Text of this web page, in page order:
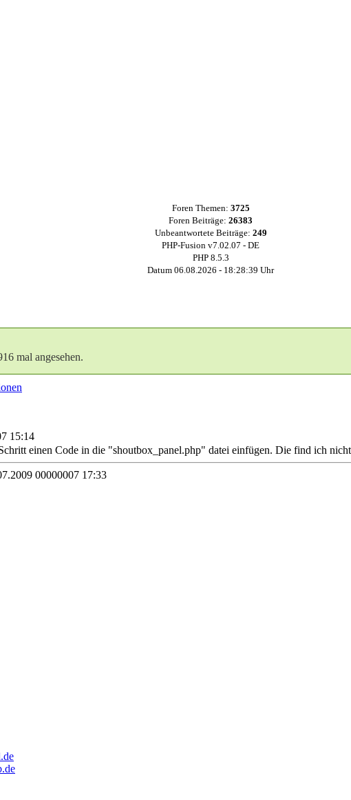
Foren Themen: 3725
Foren Beiträge: 26383
Unbeantwortete Beiträge: 249
PHP-Fusion v7.02.07 - DE
PHP 8.5.3
Datum 06.08.2026 - 18:28:39 Uhr
mal angesehen.
15:14
einen Code in die "shoutbox_panel.php" datei einfügen. Die find ich
00000007 17:33